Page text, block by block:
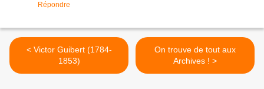
Répondre
< Victor Guibert (1784-
1853)
On trouve de tout aux
Archives ! >